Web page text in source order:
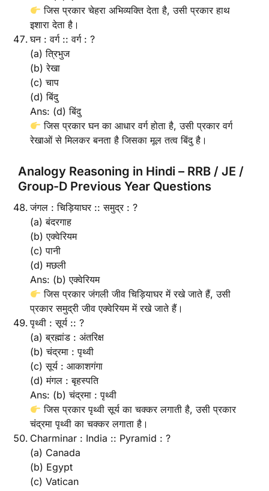
जिस प्रकार चेहरा अभिव्यक्ति देता है, उसी प्रकार हाथ
इशारा देता है।
घन : वर्ग :: वर्ग : ?
(a) त्रिभुज
(b) रेखा
(c) चाप
(d) बिंदु
Ans: (d) बिंदु
जिस प्रकार घन का आधार वर्ग होता है, उसी प्रकार वर्ग
रेखाओं से मिलकर बनता है जिसका मूल तत्व बिंदु है।
Analogy Reasoning in Hindi – RRB / JE /
Group-D Previous Year Questions
जंगल : चिड़ियाघर :: समुद्र : ?
(a) बंदरगाह
(b) एक्वेरियम
(c) पानी
(d) मछली
Ans: (b) एक्वेरियम
जिस प्रकार जंगली जीव चिड़ियाघर में रखे जाते हैं, उसी
प्रकार समुद्री जीव एक्वेरियम में रखे जाते हैं।
पृथ्वी : सूर्य :: ?
(a) ब्रह्मांड : अंतरिक्ष
(b) चंद्रमा : पृथ्वी
(c) सूर्य : आकाशगंगा
(d) मंगल : बृहस्पति
Ans: (b) चंद्रमा : पृथ्वी
जिस प्रकार पृथ्वी सूर्य का चक्कर लगाती है, उसी प्रकार
चंद्रमा पृथ्वी का चक्कर लगाता है।
Charminar : India :: Pyramid : ?
(a) Canada
(b) Egypt
(c) Vatican